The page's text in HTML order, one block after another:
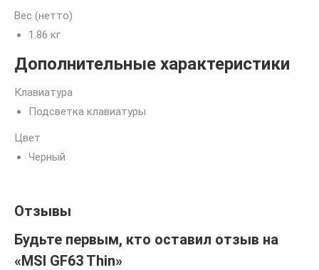
Вес (нетто)
1.86 кг
Дополнительные характеристики
Клавиатура
Подсветка клавиатуры
Цвет
Черный
Отзывы
Будьте первым, кто оставил отзыв на
«MSI GF63 Thin»